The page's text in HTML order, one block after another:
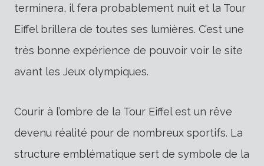
terminera, il fera probablement nuit et la Tour
Eiffel brillera de toutes ses lumières. C’est une
très bonne expérience de pouvoir voir le site
avant les Jeux olympiques.
Courir à l’ombre de la Tour Eiffel est un rêve
devenu réalité pour de nombreux sportifs. La
structure emblématique sert de symbole de la